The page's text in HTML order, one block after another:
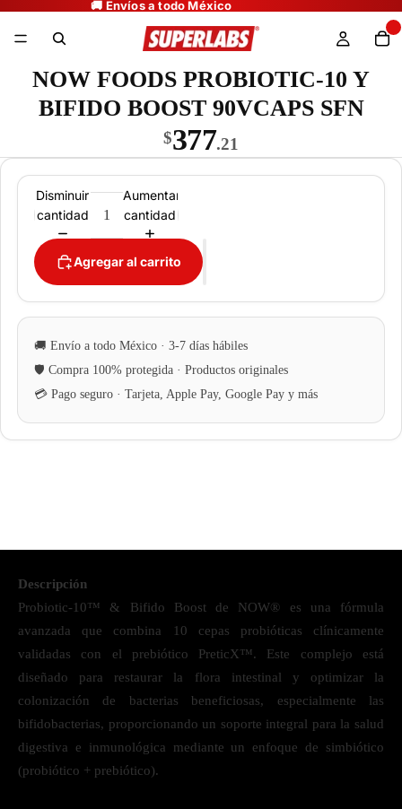
NOW FOODS PROBIOTIC-10 Y
BIFIDO BOOST 90VCAPS SFN
$377.21
Disminuir
cantidad
Aumentar
cantidad
Agregar al carrito
Descripción
Probiotic-10™ & Bifido Boost de NOW® es una fórmula
avanzada que combina 10 cepas probióticas clínicamente
validadas con el prebiótico PreticX™. Este complejo está
diseñado para restaurar la flora intestinal y optimizar la
colonización de bacterias beneficiosas, especialmente las
bifidobacterias, proporcionando un soporte integral para la salud
digestiva e inmunológica mediante un enfoque de simbiótico
(probiótico + prebiótico).